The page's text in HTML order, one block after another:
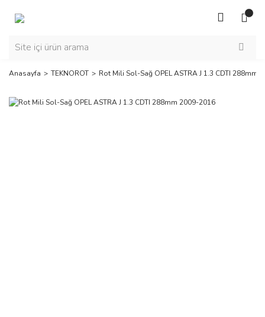
Anasayfa TEKNOROT Rot Mili Sol-Sağ OPEL ASTRA J 1.3 CDTI 288mm